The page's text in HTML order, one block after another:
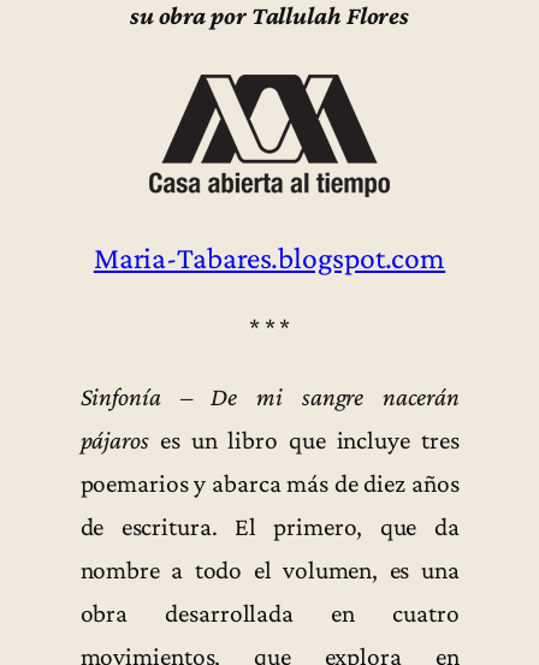
su obra por Tallulah Flores
Maria-Tabares.blogspot.com
* * *
Sinfonía – De mi sangre nacerán
pájaroses un libro que incluye tres
poemarios y abarca más de diez años
de escritura. El primero, que da
nombre a todo el volumen, es una
obra desarrollada en cuatro
movimientos, que explora en